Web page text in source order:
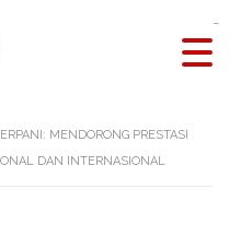
MENDORONG PRESTASI
DAN INTERNASIONAL